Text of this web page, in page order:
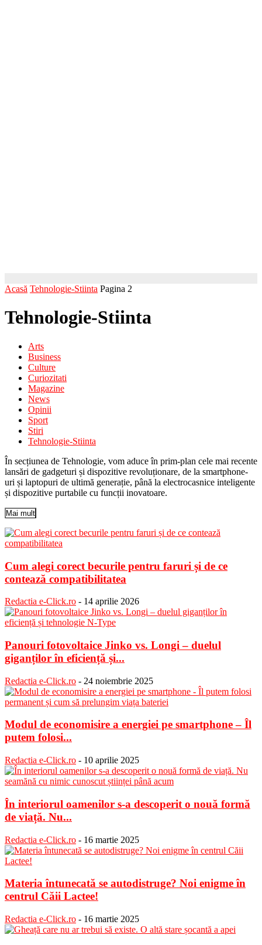
Acasă Tehnologie-Stiinta Pagina 2
Tehnologie-Stiinta
Arts
Business
Culture
Curiozitati
Magazine
News
Opinii
Sport
Stiri
Tehnologie-Stiinta
În secțiunea de Tehnologie, vom aduce în prim-plan cele mai recente
lansări de gadgeturi și dispozitive revoluționare, de la smartphone-
uri și laptopuri de ultimă generație, până la electrocasnice inteligente
și dispozitive purtabile cu funcții inovatoare.
Mai mult
Cum alegi corect becurile pentru faruri și de ce
contează compatibilitatea
Redactia e-Click.ro - 14 aprilie 2026
Panouri fotovoltaice Jinko vs. Longi – duelul
giganților în eficiență și...
Redactia e-Click.ro - 24 noiembrie 2025
Modul de economisire a energiei pe smartphone – Îl
putem folosi...
Redactia e-Click.ro - 10 aprilie 2025
În interiorul oamenilor s-a descoperit o nouă formă
de viață. Nu...
Redactia e-Click.ro - 16 martie 2025
Materia întunecată se autodistruge? Noi enigme în
centrul Căii Lactee!
Redactia e-Click.ro - 16 martie 2025